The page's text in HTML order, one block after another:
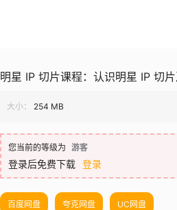
明星 IP 切片课程：认识明星 IP 切
大小： 254 MB
您当前的等级为 游客
登录后免费下载 登录
百度网盘 夸克网盘 UC网盘